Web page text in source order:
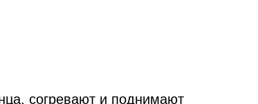
согревают и поднимают